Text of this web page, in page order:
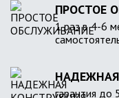
ПРОСТОЕ
1 раз в 4-6
гарантия до